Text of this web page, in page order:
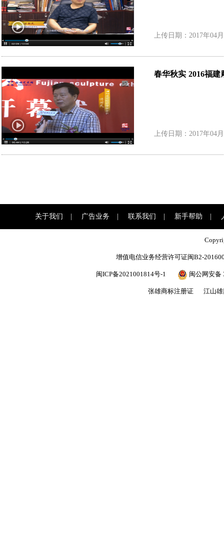
上传日期：2017年04
春华秋实 2016福建
上传日期：2017年04
关于我们 广告业务 联系我们 新手帮助
增值电信业务经营许可证闽B2-
闽ICP备2021001814号-1 闽公网安备
张雄商标注册证 江山